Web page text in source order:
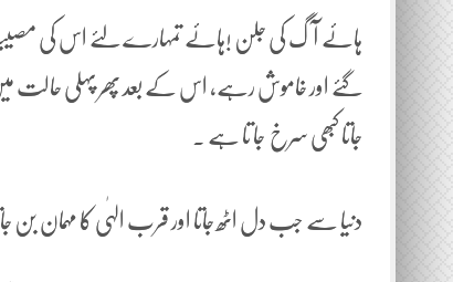
ہائے آگ کی جلن !ہائے تمہارے لئے اس کی
گئے اور خاموش رہے، اس کے بعد پھر پہلی حالت
جاتا کبھی سرخ جا تا ہے ۔
دنیا سے جب دل اٹھ جاتا اور قرب الہٰی کا مہمان